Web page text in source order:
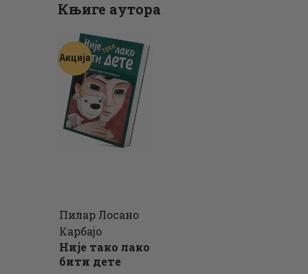
Књиге аутора
Акција
Пилар Лосано
Карбајо
Није тако лако
бити дете